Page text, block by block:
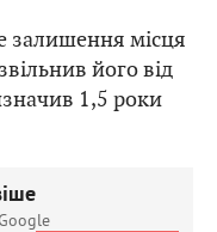
залишення місця
його від
1,5 роки